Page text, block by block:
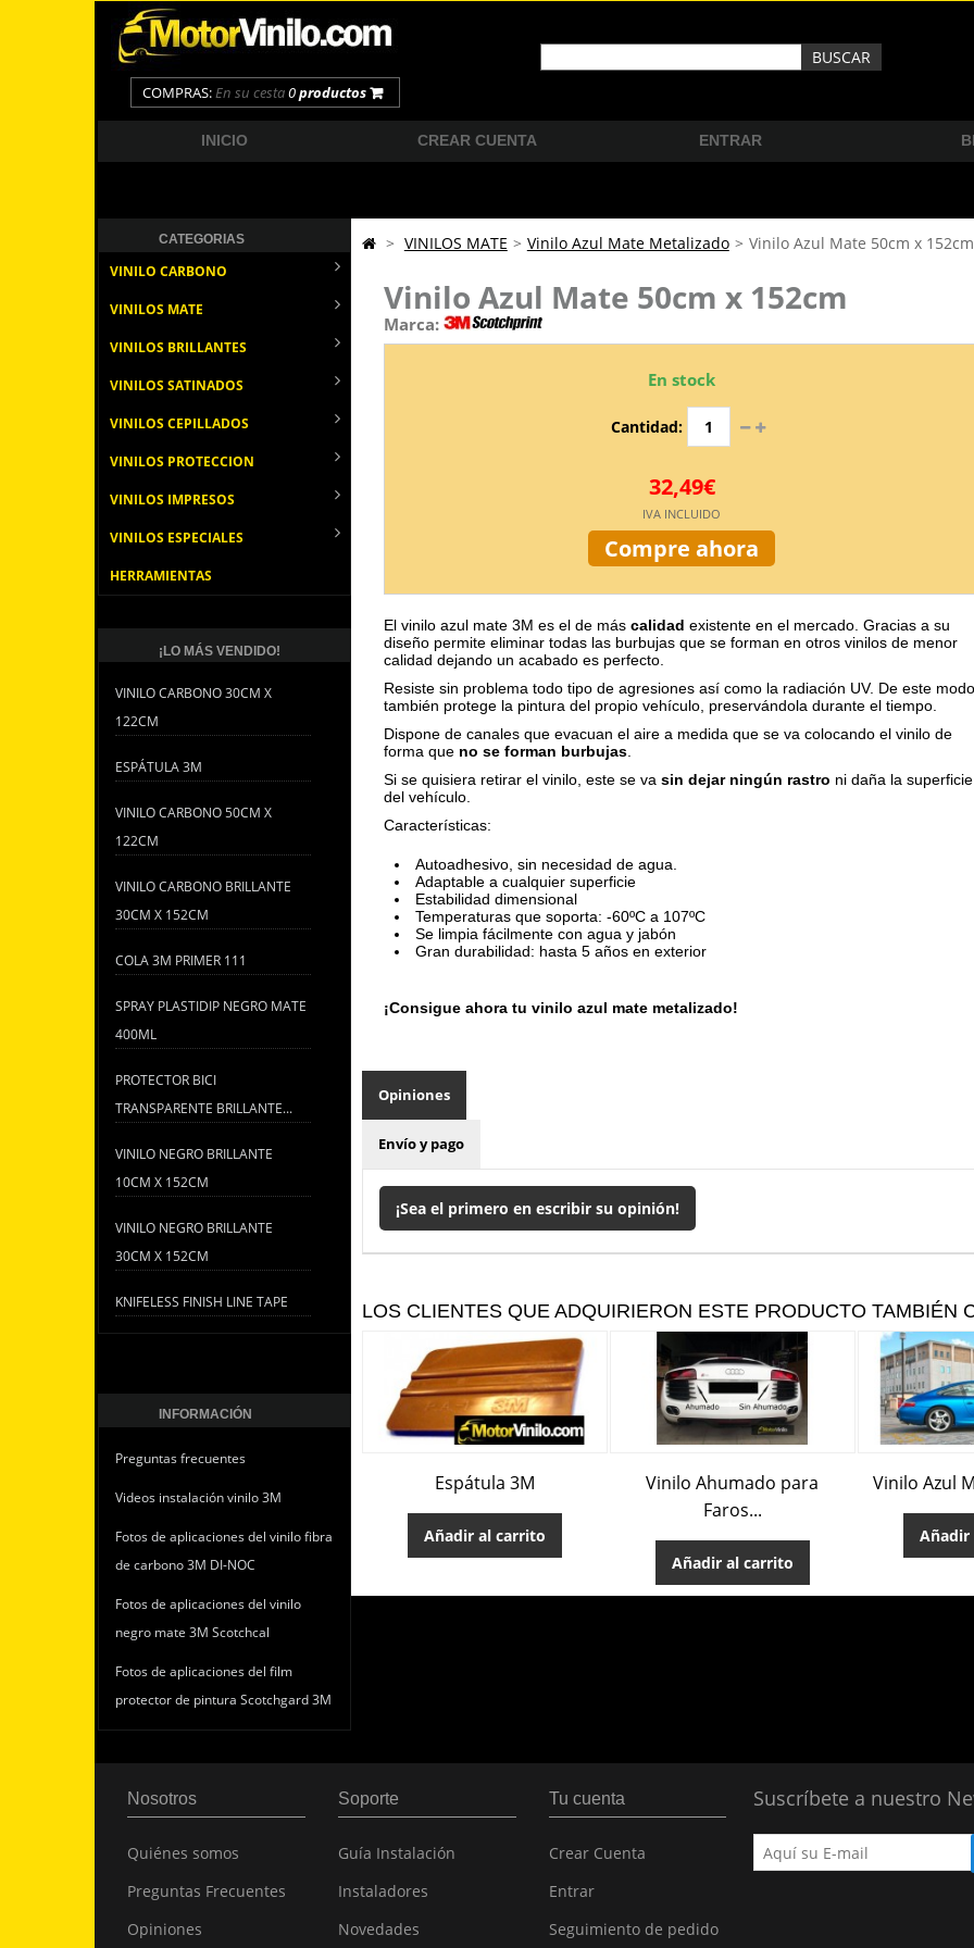
COMPRAS:En su cesta0productos
INICIO CREAR CUENTA ENTRAR
CATEGORIAS
VINILO CARBONO
VINILOS MATE
VINILOS BRILLANTES
VINILOS SATINADOS
VINILOS CEPILLADOS
VINILOS PROTECCION
VINILOS IMPRESOS
VINILOS ESPECIALES
HERRAMIENTAS
¡LO MÁS VENDIDO!
VINILO CARBONO 30CM X
122CM
ESPÁTULA 3M
VINILO CARBONO 50CM X
122CM
VINILO CARBONO BRILLANTE
30CM X 152CM
COLA 3M PRIMER 111
SPRAY PLASTIDIP NEGRO MATE
400ML
PROTECTOR BICI
TRANSPARENTE BRILLANTE...
VINILO NEGRO BRILLANTE
10CM X 152CM
VINILO NEGRO BRILLANTE
30CM X 152CM
KNIFELESS FINISH LINE TAPE
INFORMACIÓN
Preguntas frecuentes
Videos instalación vinilo 3M
Fotos de aplicaciones del vinilo fibra
de carbono 3M DI-NOC
Fotos de aplicaciones del vinilo
negro mate 3M Scotchcal
Fotos de aplicaciones del film
protector de pintura Scotchgard 3M
> VINILOS MATE > Vinilo Azul Mate Metalizado > Vinilo Azul Mate 50cm x 152cm
Vinilo Azul Mate 50cm x 152cm
Marca:
En stock
Cantidad:
32,49€
IVA INCLUIDO
Compre ahora
El vinilo azul mate 3M es el de más calidad existente en el mercado. Gracias a su
diseño permite eliminar todas las burbujas que se forman en otros vinilos de menor
calidad dejando un acabado es perfecto.
Resiste sin problema todo tipo de agresiones así como la radiación UV. De este modo
también protege la pintura del propio vehículo, preservándola durante el tiempo.
Dispone de canales que evacuan el aire a medida que se va colocando el vinilo de
forma que no se forman burbujas.
Si se quisiera retirar el vinilo, este se va sin dejar ningún rastro ni daña la superficie
del vehículo.
Características:
Autoadhesivo, sin necesidad de agua.
Adaptable a cualquier superficie
Estabilidad dimensional
Temperaturas que soporta: -60ºC a 107ºC
Se limpia fácilmente con agua y jabón
Gran durabilidad: hasta 5 años en exterior
¡Consigue ahora tu vinilo azul mate metalizado!
Opiniones
Envío y pago
¡Sea el primero en escribir su opinión!
LOS CLIENTES QUE ADQUIRIERON ESTE PRODUCTO TAMBIÉN
Espátula 3M
Añadir al carrito
Vinilo Ahumado para
Faros...
Añadir al carrito
Vinilo Azul
Nosotros
Quiénes somos
Preguntas Frecuentes
Opiniones
Soporte
Guía Instalación
Instaladores
Novedades
Tu cuenta
Crear Cuenta
Entrar
Seguimiento de pedido
Suscríbete a nuestro